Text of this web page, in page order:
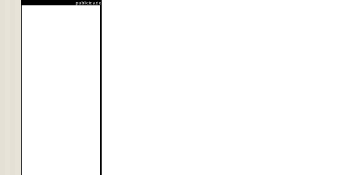
publicidade